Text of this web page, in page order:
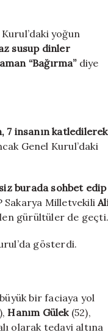
yoğun
susup dinler
“Bağırma”diye
7 insanın katledilerek
Genel Kurul’daki
burada sohbet edip
Sakarya Milletvekili
gürültüler de
gösterdi.
bir faciaya yol
Hanım Gülek(52),
olarak tedavi altına